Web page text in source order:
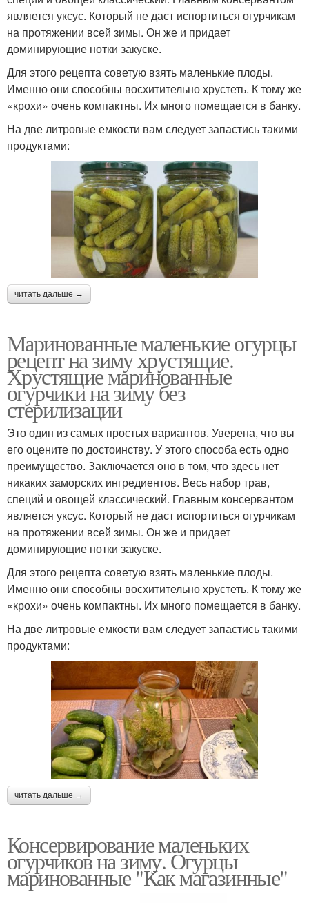
является уксус. Который не даст испортиться огурчикам
на протяжении всей зимы. Он же и придает
доминирующие нотки закуске.
Для этого рецепта советую взять маленькие плоды.
Именно они способны восхитительно хрустеть. К тому же
«крохи» очень компактны. Их много помещается в банку.
На две литровые емкости вам следует запастись такими
продуктами:
читать дальше →
Маринованные маленькие огурцы
рецепт на зиму хрустящие.
Хрустящие маринованные
огурчики на зиму без
стерилизации
Это один из самых простых вариантов. Уверена, что вы
его оцените по достоинству. У этого способа есть одно
преимущество. Заключается оно в том, что здесь нет
никаких заморских ингредиентов. Весь набор трав,
специй и овощей классический. Главным консервантом
является уксус. Который не даст испортиться огурчикам
на протяжении всей зимы. Он же и придает
доминирующие нотки закуске.
Для этого рецепта советую взять маленькие плоды.
Именно они способны восхитительно хрустеть. К тому же
«крохи» очень компактны. Их много помещается в банку.
На две литровые емкости вам следует запастись такими
продуктами:
читать дальше →
Консервирование маленьких
огурчиков на зиму. Огурцы
маринованные "Как магазинные"